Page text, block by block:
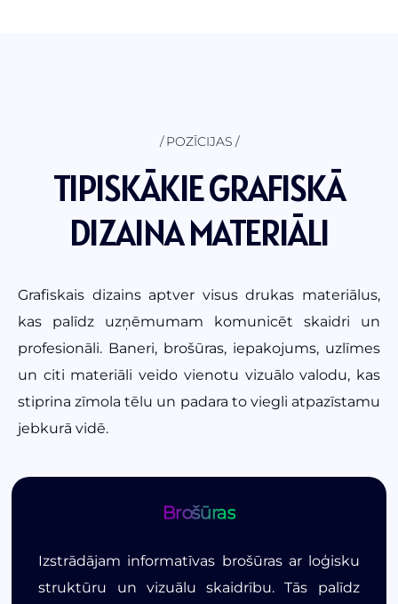
POZĪCIJAS
TIPISKĀKIE GRAFISKĀ
DIZAINA MATERIĀLI
Grafiskais dizains aptver visus drukas materiālus,
kas palīdz uzņēmumam komunicēt skaidri un
profesionāli. Baneri, brošūras, iepakojums, uzlīmes
un citi materiāli veido vienotu vizuālo valodu, kas
stiprina zīmola tēlu un padara to viegli atpazīstamu
jebkurā vidē.
Brošūras
Izstrādājam informatīvas brošūras ar loģisku
struktūru un vizuālu skaidrību. Tās palīdz